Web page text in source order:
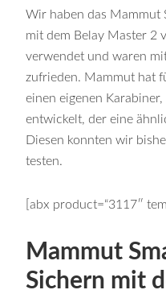
Wir haben das Mammut
mit dem Belay Master 2
verwendet und waren
zufrieden. Mammut hat
einen eigenen
entwickelt, der eine
Diesen konnten wir
testen.
[abx product=“3117″
Mammut
Sichern mit